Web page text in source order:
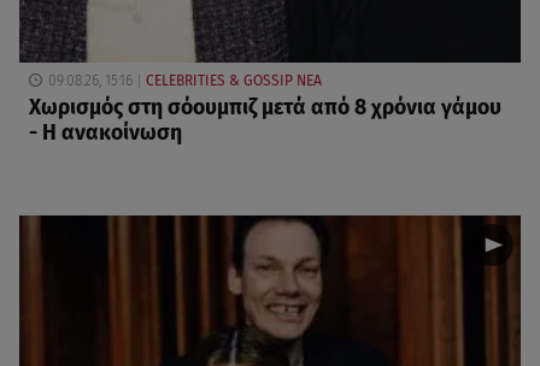
09.08.26, 15:16 CELEBRITIES & GOSSIP ΝΕΑ
Χωρισμός στη σόουμπιζ μετά από 8 χρόνια γάμου
- Η ανακοίνωση